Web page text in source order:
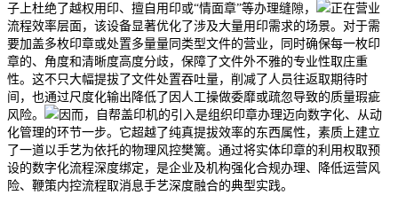
子上杜绝了越权用印、擅自用印或“情面章”等办理缝隙，
正在营业
流程效率层面，该设备显著优化了涉及大量用印需求的场景。对于需
要加盖多枚印章或处置多量量同类型文件的营业，同时确保每一枚印
章的、角度和清晰度高度分歧，保障了文件外不雅的专业性取庄重
性。这不只大幅提拔了文件处置吞吐量，削减了人员往返取期待时
间，也通过尺度化输出降低了因人工操做委靡或疏忽导致的质量瑕疵
风险。
因而，自帮盖印机的引入是组织印章办理迈向数字化、从动
化管理的环节一步。它超越了纯真提拔效率的东西属性，素质上建立
了一道以手艺为依托的物理风控樊篱。通过将实体印章的利用权取预
设的数字化流程深度绑定，是企业及机构强化合规办理、降低运营风
险、鞭策内控流程取消息手艺深度融合的典型实践。